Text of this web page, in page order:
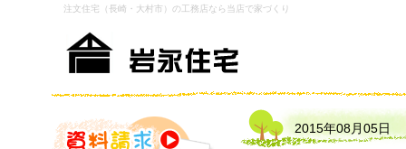
2015年08月05日
注文住宅（長崎・大村市）の工務店なら当店で家づくり